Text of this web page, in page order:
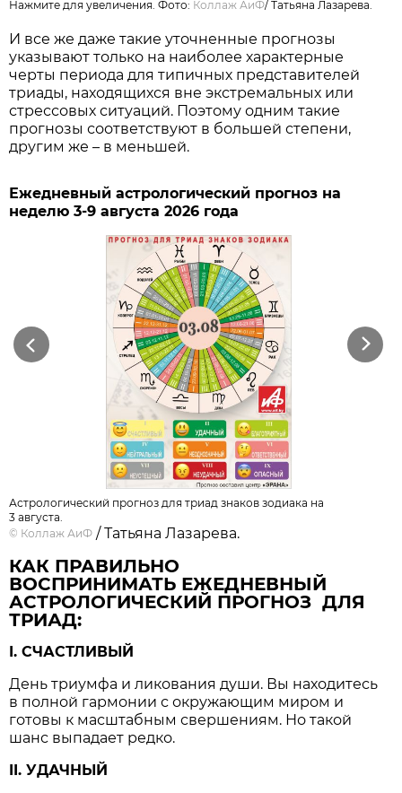
Нажмите для увеличения. Фото: Коллаж АиФ/Татьяна Лазарева.
И все же даже такие уточненные прогнозы
указывают только на наиболее характерные
черты периода для типичных представителей
триады, находящихся вне экстремальных или
стрессовых ситуаций. Поэтому одним такие
прогнозы соответствуют в большей степени,
другим же – в меньшей.
Ежедневный астрологический прогноз на
неделю 3-9 августа 2026 года
Previous Next
Астрологический прогноз для триад знаков зодиака на
3 августа.
© Коллаж АиФ / Татьяна Лазарева.
КАК ПРАВИЛЬНО
ВОСПРИНИМАТЬ ЕЖЕДНЕВНЫЙ
АСТРОЛОГИЧЕСКИЙ ПРОГНОЗ ДЛЯ
ТРИАД:
I. СЧАСТЛИВЫЙ
День триумфа и ликования души. Вы находитесь
в полной гармонии с окружающим миром и
готовы к масштабным свершениям. Но такой
шанс выпадает редко.
II. УДАЧНЫЙ